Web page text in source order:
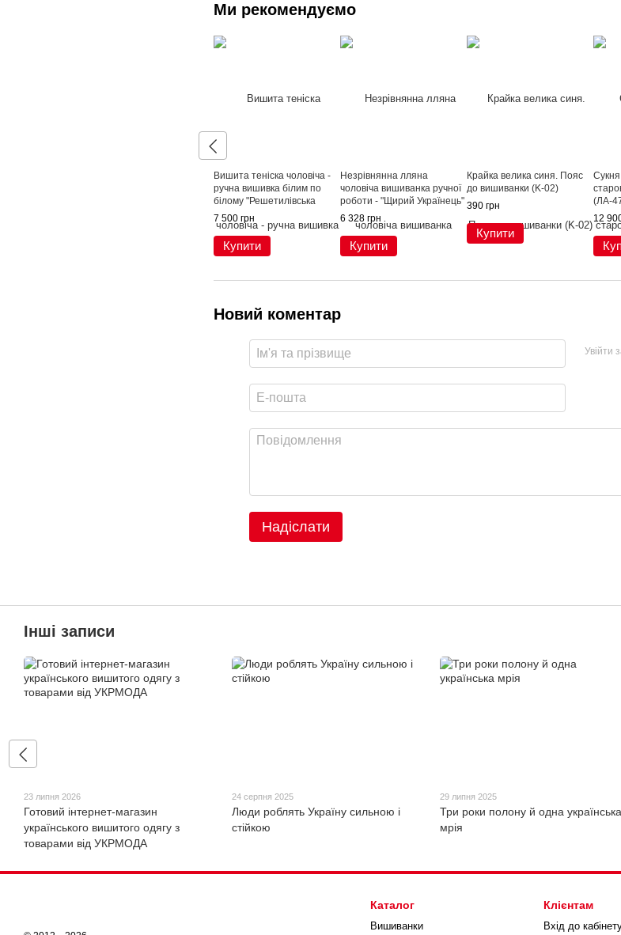
Ми рекомендуємо
Вишита теніска чоловіча -
ручна вишивка білим по
білому "Решетилівська
Вишиванка" (GNM-00199),
42, бавовна
7 500 грн
Купити
Незрівнянна лляна
чоловіча вишиванка ручної
роботи - "Щирий Українець"
(GNM-00002), 42
6 328 грн
Купити
Крайка велика синя. Пояс
до вишиванки (K-02)
390 грн
Купити
(ЛА-
12
Новий коментар
Увійти
Надіслати
Інші записи
23 липня 2026
Готовий інтернет-магазин
українського вишитого одягу з
товарами від УКРМОДА
24 серпня 2025
Люди роблять Україну сильною і
стійкою
29 липня 2025
Три роки полону й одна українська
мрія
Каталог
Вишиванки
Клієнтам
Вхід до